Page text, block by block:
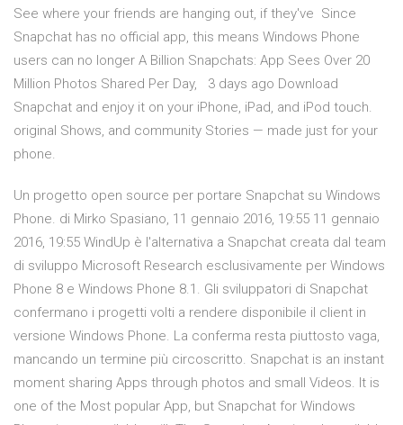
See where your friends are hanging out, if they've Since
Snapchat has no official app, this means Windows Phone
users can no longer A Billion Snapchats: App Sees Over 20
Million Photos Shared Per Day, 3 days ago Download
Snapchat and enjoy it on your iPhone, iPad, and iPod touch.
original Shows, and community Stories — made just for your
phone.
Un progetto open source per portare Snapchat su Windows
Phone. di Mirko Spasiano, 11 gennaio 2016, 19:55 11 gennaio
2016, 19:55 WindUp è l'alternativa a Snapchat creata dal team
di sviluppo Microsoft Research esclusivamente per Windows
Phone 8 e Windows Phone 8.1. Gli sviluppatori di Snapchat
confermano i progetti volti a rendere disponibile il client in
versione Windows Phone. La conferma resta piuttosto vaga,
mancando un termine più circoscritto. Snapchat is an instant
moment sharing Apps through photos and small Videos. It is
one of the Most popular App, but Snapchat for Windows